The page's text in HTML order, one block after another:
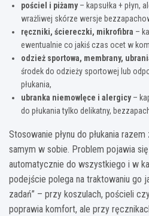
pościel i piżamy– kapsułka + płyn,
wrażliwej skórze wersje
ręczniki, ściereczki, mikrofibra –
ewentualnie co jakiś czas ocet w
odzież sportowa, membrany,
środek do odzieży sportowej lub
płukania,
ubranka niemowlęce i alergicy–
do płukania tylko delikatny,
Stosowanie płynu do płukania
samym w sobie. Problem pojawia
automatycznie do wszystkiego i w
podejście polega na traktowaniu go
zadań” – przy koszulach, pościeli
poprawia komfort, ale przy